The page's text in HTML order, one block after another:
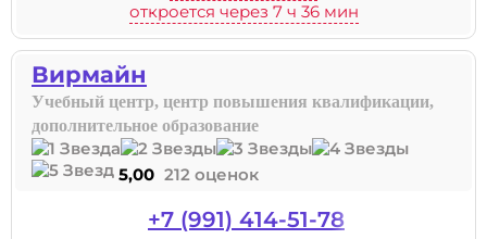
откроется через 7 ч 36 мин
Вирмайн
Учебный центр, центр повышения квалификации,
дополнительное образование
5,00 212 оценок
+7 (991) 414-51-78